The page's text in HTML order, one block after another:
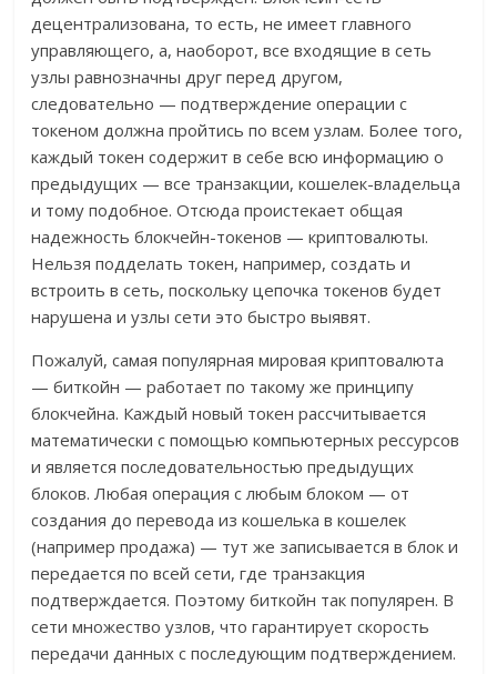
децентрализована, то есть, не имеет главного
управляющего, а, наоборот, все входящие в сеть
узлы равнозначны друг перед другом,
следовательно — подтверждение операции с
токеном должна пройтись по всем узлам. Более того,
каждый токен содержит в себе всю информацию о
предыдущих — все транзакции, кошелек-владельца
и тому подобное. Отсюда проистекает общая
надежность блокчейн-токенов — криптовалюты.
Нельзя подделать токен, например, создать и
встроить в сеть, поскольку цепочка токенов будет
нарушена и узлы сети это быстро выявят.
Пожалуй, самая популярная мировая криптовалюта
— биткойн — работает по такому же принципу
блокчейна. Каждый новый токен рассчитывается
математически с помощью компьютерных рессурсов
и является последовательностью предыдущих
блоков. Любая операция с любым блоком — от
создания до перевода из кошелька в кошелек
(например продажа) — тут же записывается в блок и
передается по всей сети, где транзакция
подтверждается. Поэтому биткойн так популярен. В
сети множество узлов, что гарантирует скорость
передачи данных с последующим подтверждением.